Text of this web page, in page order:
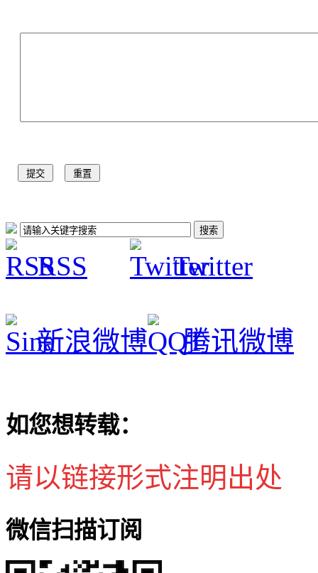
RSS Twitter
新浪微博 腾讯微博
如您想转载：
请以链接形式注明出处
微信扫描订阅